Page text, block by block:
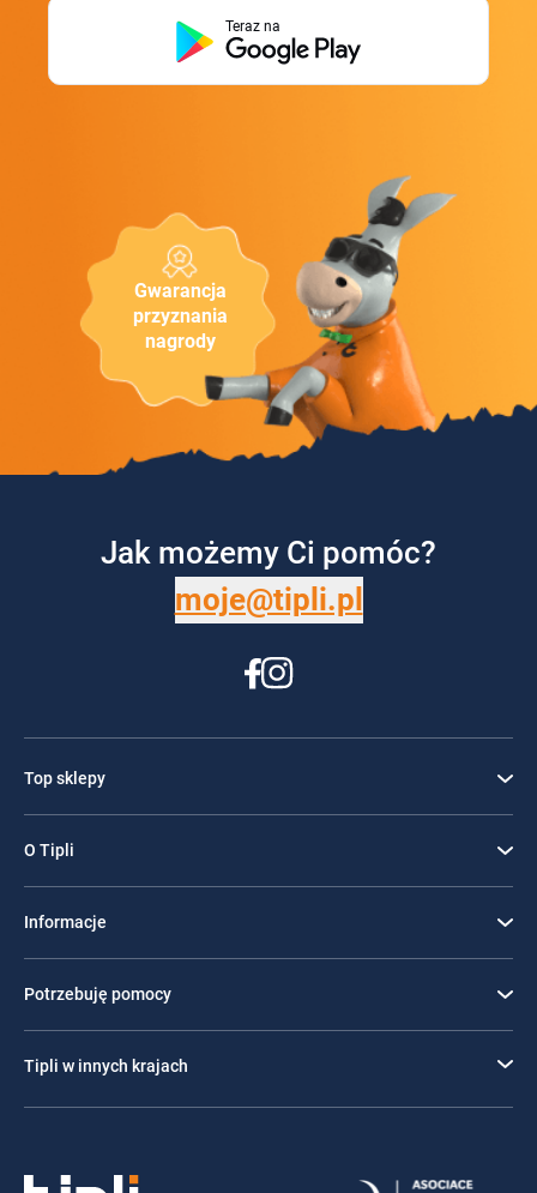
Gwarancja
przyznania
nagrody
Teraz na
Jak możemy Ci pomóc?
moje@tipli.pl
Top sklepy
O Tipli
Informacje
Potrzebuję pomocy
Tipli w innych krajach